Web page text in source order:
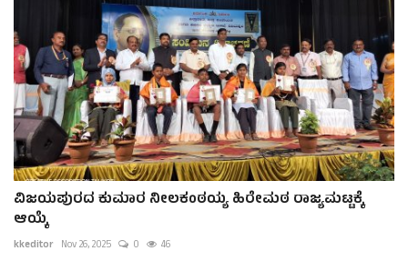
ವಿಜಯಪುರದ ಕುಮಾರ ನೀಲಕಂಠಯ್ಯ ಹಿರೇಮಠ ರಾಜ್ಯಮಟ್ಟಕ್ಕೆ
ಆಯ್ಕೆ
kkeditor Nov 26, 2025 0 46